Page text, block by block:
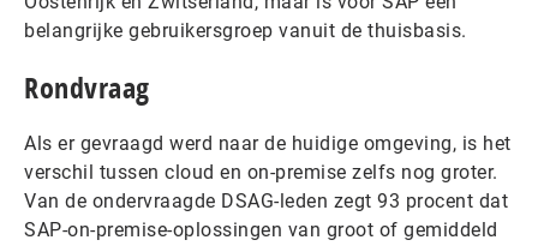
belangrijke gebruikersgroep vanuit de thuisbasis.
Rondvraag
Als er gevraagd werd naar de huidige omgeving, is het
verschil tussen cloud en on-premise zelfs nog groter.
Van de ondervraagde DSAG-leden zegt 93 procent dat
SAP-on-premise-oplossingen van groot of gemiddeld